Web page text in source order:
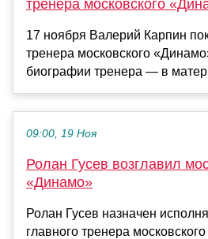
тренера московского
17 ноября Валерий Карпин
тренера московского
биографии тренера — в
09:00, 19 Ноя
Ролан Гусев возглавил
«Динамо»
Ролан Гусев назначен
главного тренера